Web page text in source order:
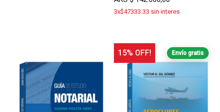
3x$47333.33 sin interes
Envío gratis
15% OFF!